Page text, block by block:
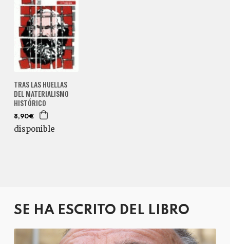
TRAS LAS HUELLAS
DEL MATERIALISMO
HISTÓRICO
8,90€
disponible
SE HA ESCRITO DEL LIBRO